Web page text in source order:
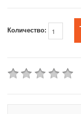
Количество: